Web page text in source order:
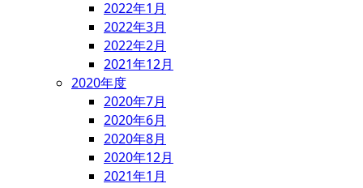
2022年1月
2022年3月
2022年2月
2021年12月
2020年度
2020年7月
2020年6月
2020年8月
2020年12月
2021年1月